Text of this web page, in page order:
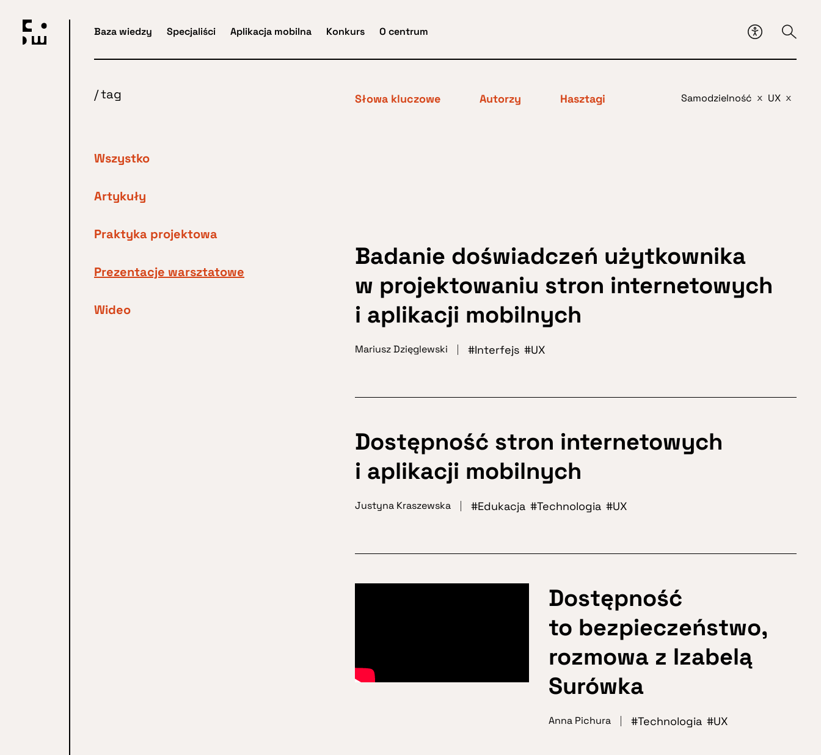
głównej
Baza wiedzy Specjaliści Aplikacja mobilna Konkurs O centrum
/tag
Wszystko
Artykuły
Praktyka projektowa
Prezentacje warsztatowe
Wideo
Słowa kluczowe Autorzy Hasztagi Samodzielność x UX x
Badanie doświadczeń użytkownika
w projektowaniu stron internetowych
i aplikacji mobilnych
Mariusz Dzięglewski Interfejs UX
Dostępność stron internetowych
i aplikacji mobilnych
Justyna Kraszewska Edukacja Technologia UX
Dostępność
to bezpieczeństwo,
rozmowa z Izabelą
Surówka
Anna Pichura Technologia UX